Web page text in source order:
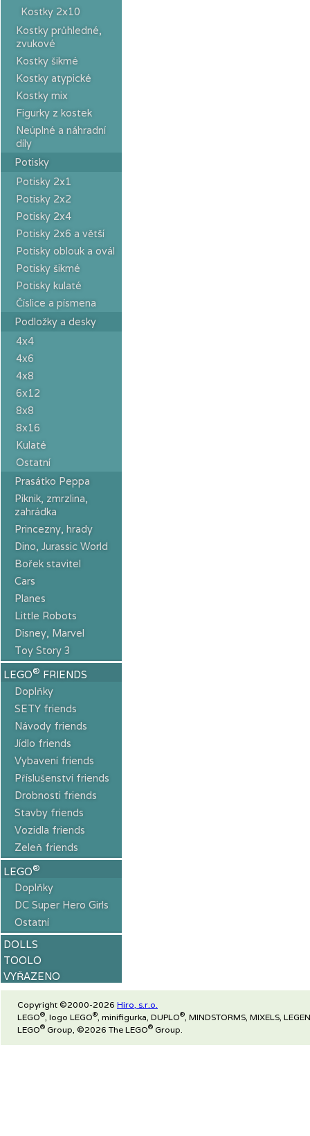
Kostky 2x10
Kostky průhledné,
zvukové
Kostky šikmé
Kostky atypické
Kostky mix
Figurky z kostek
Neúplné a náhradní
díly
Potisky
Potisky 2x1
Potisky 2x2
Potisky 2x4
Potisky 2x6 a větší
Potisky oblouk a ovál
Potisky šikmé
Potisky kulaté
Číslice a písmena
Podložky a desky
4x4
4x6
4x8
6x12
8x8
8x16
Kulaté
Ostatní
Prasátko Peppa
Piknik, zmrzlina,
zahrádka
Princezny, hrady
Dino, Jurassic World
Bořek stavitel
Cars
Planes
Little Robots
Disney, Marvel
Toy Story 3
LEGO® FRIENDS
Doplňky
SETY friends
Návody friends
Jídlo friends
Vybavení friends
Příslušenství friends
Drobnosti friends
Stavby friends
Vozidla friends
Zeleň friends
LEGO®
Doplňky
DC Super Hero Girls
Ostatní
DOLLS
TOOLO
VYŘAZENO
Copyright ©2000-2026 Hiro, s.r.o.
LEGO® , logo LEGO® , minifigurka, DUPLO® , MINDSTORMS, MIXELS,
LEGO® Group, ©2026 The LEGO® Group.